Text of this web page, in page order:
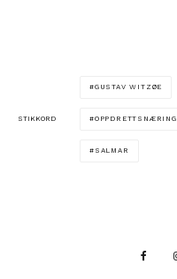
STIKKORD
GUSTAV WITZØE
OPPDRETTSNÆRING
SALMAR